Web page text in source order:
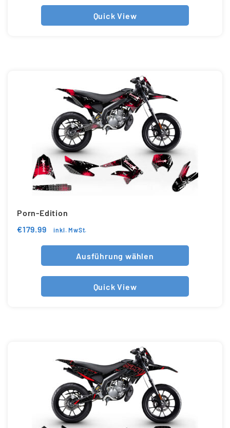
Quick View
Porn-Edition
€179.99 inkl. MwSt.
Ausführung wählen
Quick View